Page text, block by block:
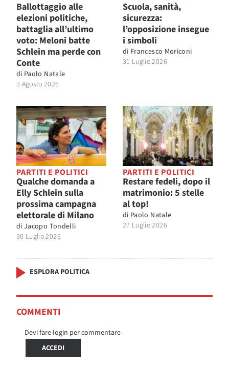
Ballottaggio alle
elezioni politiche,
battaglia all’ultimo
voto: Meloni batte
Schlein ma perde con
Conte
di Paolo Natale
3 Agosto 2026
Scuola, sanità,
sicurezza:
l’opposizione insegue
i simboli
di Francesco Moriconi
31 Luglio 2026
PARTITI E POLITICI
Qualche domanda a
Elly Schlein sulla
prossima campagna
elettorale di Milano
di Jacopo Tondelli
30 Luglio 2026
PARTITI E POLITICI
Restare fedeli, dopo il
matrimonio: 5 stelle
al top!
di Paolo Natale
27 Luglio 2026
ESPLORA POLITICA
COMMENTI
Devi fare login per commentare
ACCEDI